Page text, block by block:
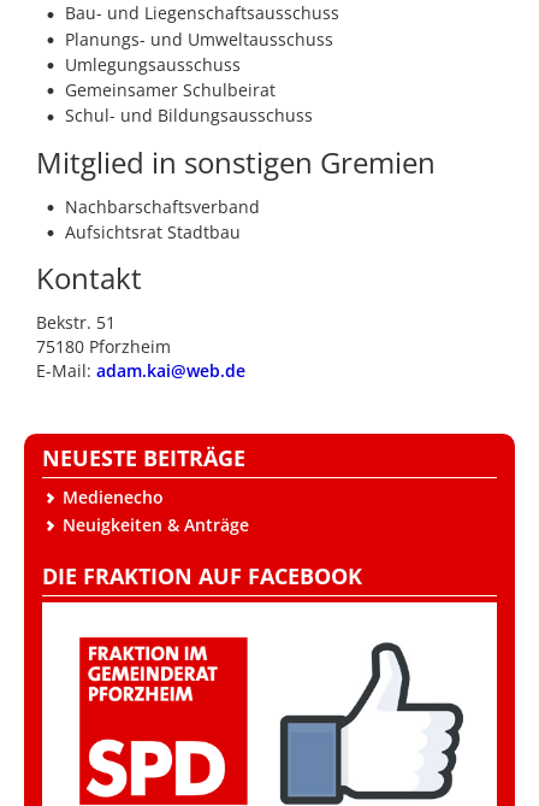
NEUESTE BEITRÄGE
Medienecho
Neuigkeiten & Anträge
DIE FRAKTION AUF FACEBOOK
Bau- und Liegenschaftsausschuss
Planungs- und Umweltausschuss
Umlegungsausschuss
Gemeinsamer Schulbeirat
Schul- und Bildungsausschuss
Mitglied in sonstigen Gremien
Nachbarschaftsverband
Aufsichtsrat Stadtbau
Kontakt
Bekstr. 51
75180 Pforzheim
E-Mail: adam.kai@web.de